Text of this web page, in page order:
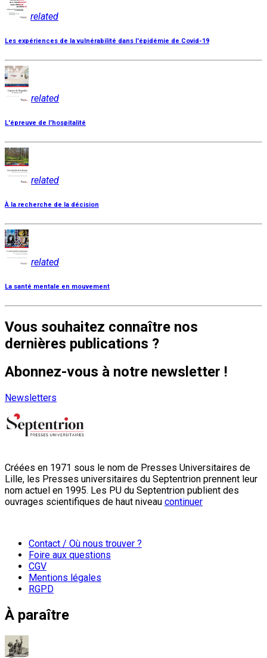
related
Les expériences de la vulnérabilité dans l'épidémie de Covid-19
related
L'épreuve de l'hospitalité
related
À la recherche de la décision
related
La santé mentale en mouvement
Vous souhaitez connaître nos
dernières publications ?
Abonnez-vous à notre newsletter !
Newsletters
Créées en 1971 sous le nom de Presses Universitaires de
Lille, les Presses universitaires du Septentrion prennent leur
nom actuel en 1995. Les PU du Septentrion publient des
ouvrages scientifiques de haut niveau continuer
Contact / Où nous trouver ?
Foire aux questions
CGV
Mentions légales
RGPD
À paraître